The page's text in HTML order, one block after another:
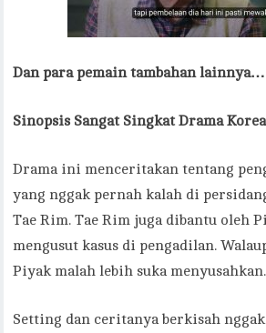
Dan para pemain tambahan
Sinopsis Sangat Singkat Drama
Drama ini menceritakan tentang
yang nggak pernah kalah di
Tae Rim. Tae Rim juga dibantu oleh
mengusut kasus di pengadilan.
Piyak malah lebih suka menyusahkan.
Setting dan ceritanya berkisah